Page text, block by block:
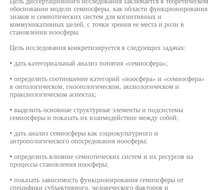
обосновании модели семиосферы, как области функционирования
знаков и семиотических систем для когнитивных и
коммуникативных целей, с точки зрения ее места и роли в
становлении ноосферы.
Цель исследования конкретизируется в следующих задачах:
• дать категориальный анализ понятия «семиосфера»;
• определить соотношение категорий «ноосфера» и «семиосфера»
в онтологическом, гносеологическом, аксиологическом и
праксиологическом аспектах;
• выделить основные структурные элементы и подсистемы
семиосферы и показать их взаимодействие между собой;
• дать анализ семиосферы как социокультурного и
антропологического опосредования ноосферы;
• определить влияние семиотических систем и их ресурсов на
процессы становления ноосферы;
• показать зависимость функционирования семиосферы от
специфики субъективного, человеческого факторов и